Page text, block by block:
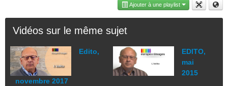
Ajouter à une playlist
Vidéos sur le même sujet
Edito,
novembre 2017
EDITO,
mai
2015